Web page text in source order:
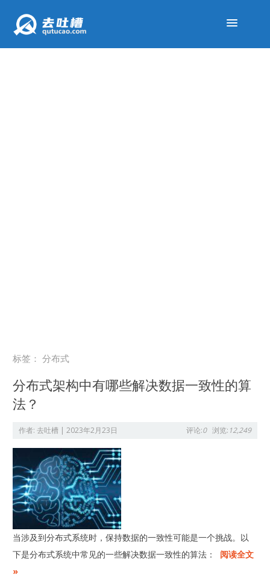
标签：分布式
分布式架构中有哪些解决数据一致性的算
法？
作者:去吐槽 |2023年2月23日 评论:0 浏览: 12,249
当涉及到分布式系统时，保持数据的一致性可能是一个挑战。以
下是分布式系统中常见的一些解决数据一致性的算法：
阅读全文
»